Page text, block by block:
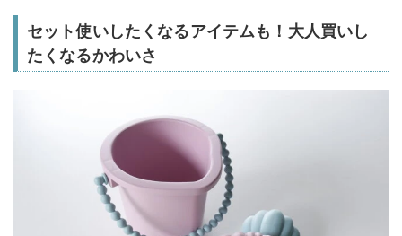
セット使いしたくなるアイテムも！大人買いし
たくなるかわいさ